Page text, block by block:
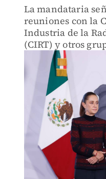
La mandataria
reuniones con la
Industria de la
(CIRT) y otros
propuestas.